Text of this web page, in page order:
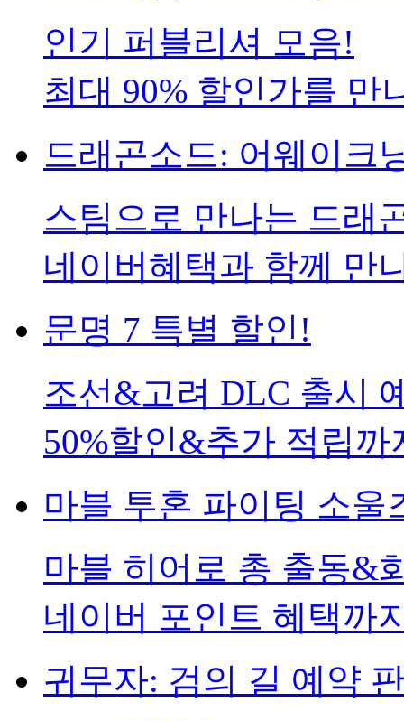
인기 퍼블리셔 모음!
최대 90% 할인가를 만
드래곤소드: 어웨이크
스팀으로 만나는 드래
네이버혜택과 함께 만
문명 7 특별 할인!
조선&고려 DLC 출시
50%할인&추가 적립까
마블 투혼 파이팅 소울
마블 히어로 총 출동&
네이버 포인트 혜택까
귀무자: 검의 길 예약